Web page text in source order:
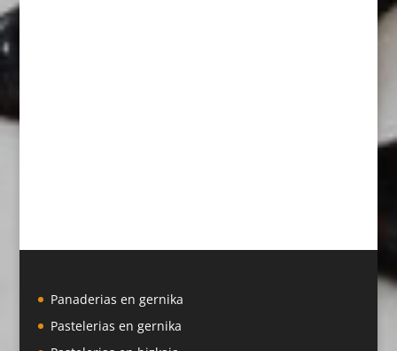
Panaderias en gernika
Pastelerias en gernika